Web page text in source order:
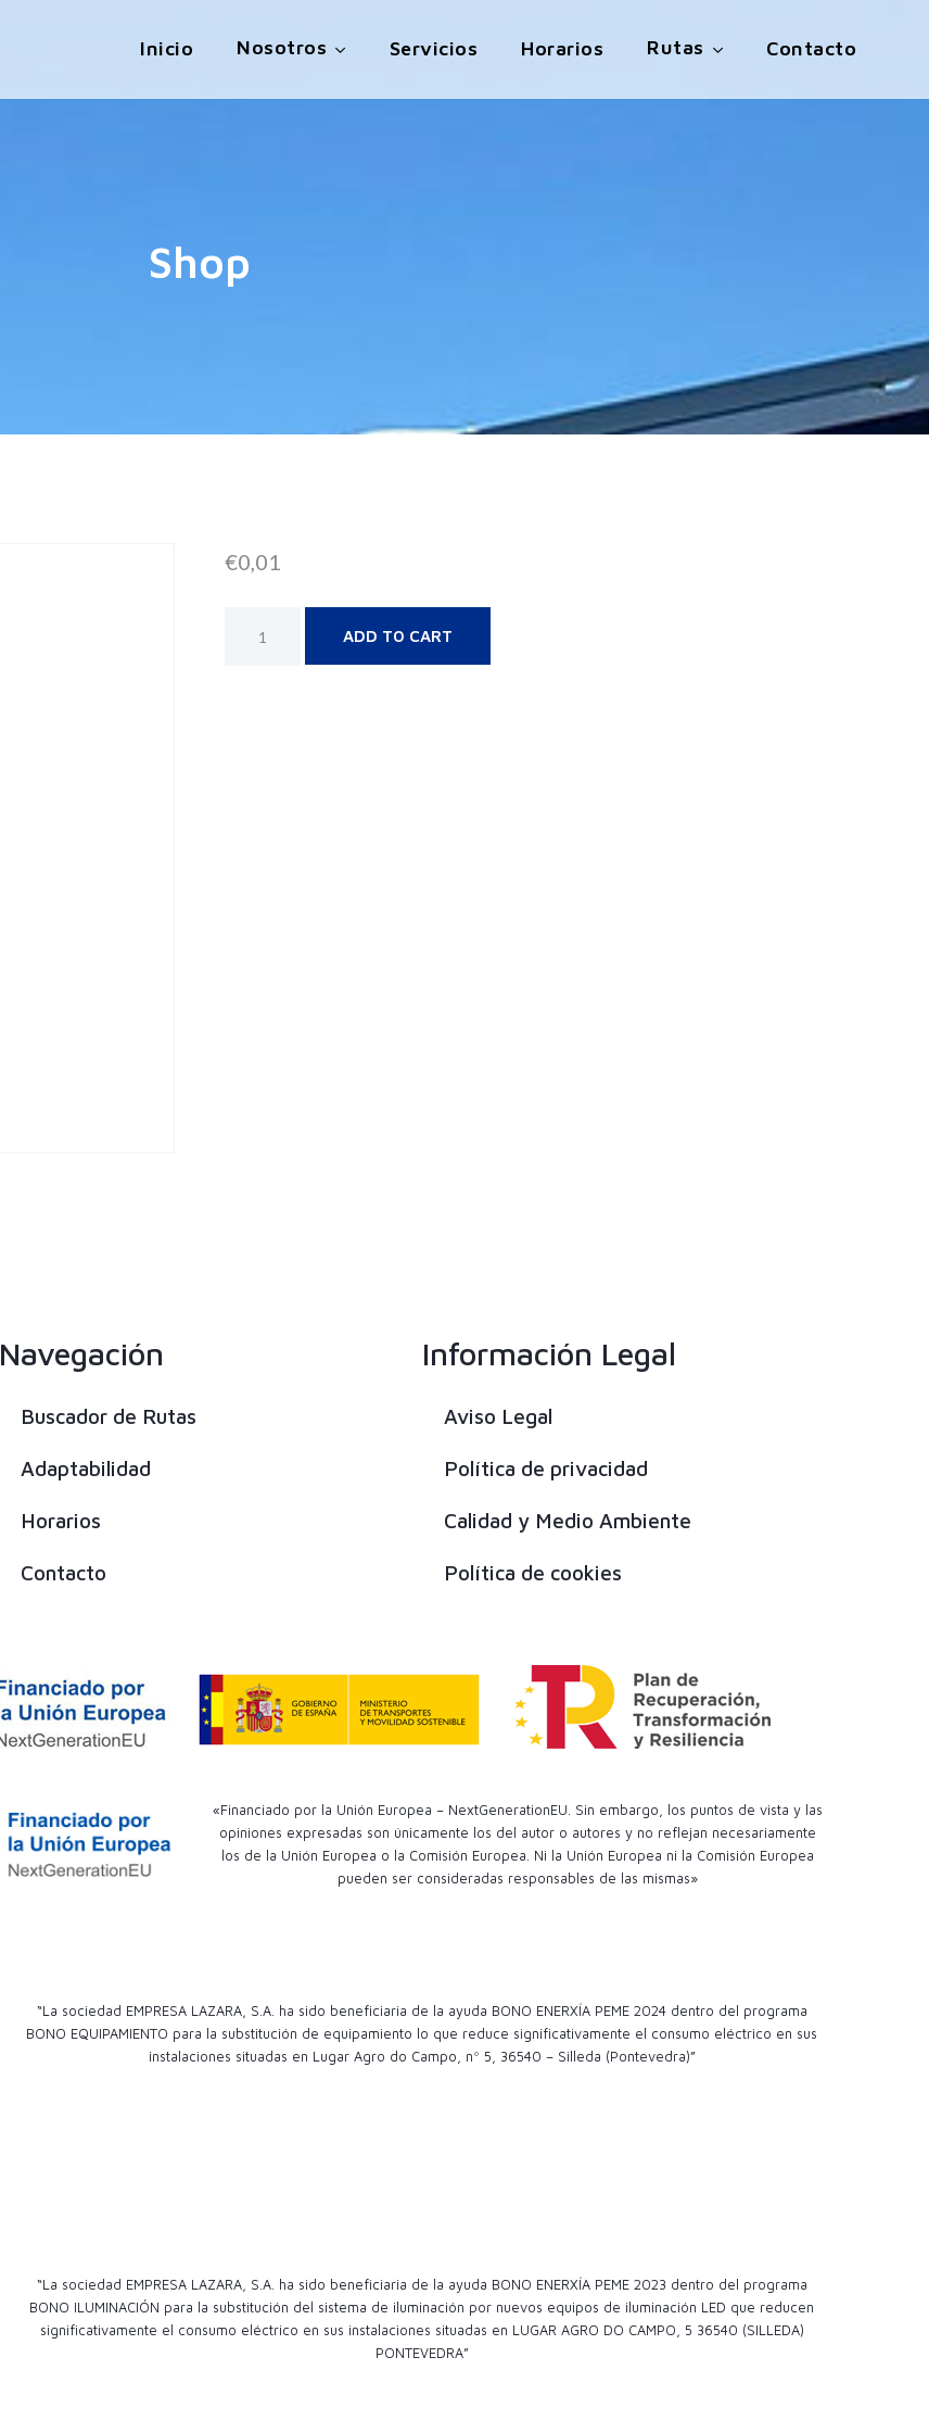
Inicio Nosotros Servicios Horarios Rutas Contacto
Shop
€0,01
ADD TO CART
Navegación
Buscador de Rutas
Adaptabilidad
Horarios
Contacto
Información Legal
Aviso Legal
Política de privacidad
Calidad y Medio Ambiente
Política de cookies
«Financiado por la Unión Europea – NextGenerationEU. Sin embargo, los puntos de vista y las
opiniones expresadas son únicamente los del autor o autores y no reflejan necesariamente
los de la Unión Europea o la Comisión Europea. Ni la Unión Europea ni la Comisión Europea
pueden ser consideradas responsables de las mismas»
“La sociedad EMPRESA LAZARA, S.A. ha sido beneficiaria de la ayuda BONO ENERXÍA PEME 2024 dentro del programa
BONO EQUIPAMIENTO para la substitución de equipamiento lo que reduce significativamente el consumo eléctrico en sus
instalaciones situadas en Lugar Agro do Campo, nº 5, 36540 – Silleda (Pontevedra)”
“La sociedad EMPRESA LAZARA, S.A. ha sido beneficiaria de la ayuda BONO ENERXÍA PEME 2023 dentro del programa
BONO ILUMINACIÓN para la substitución del sistema de iluminación por nuevos equipos de iluminación LED que reducen
significativamente el consumo eléctrico en sus instalaciones situadas en LUGAR AGRO DO CAMPO, 5 36540 (SILLEDA)
PONTEVEDRA”